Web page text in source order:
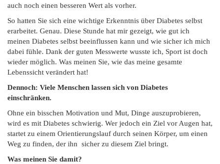
auch noch einen besseren Wert als vorher.
So hatten Sie sich eine wichtige Erkenntnis über Diabetes selbst
erarbeitet. Genau. Diese Stunde hat mir gezeigt, wie gut ich
meinen Diabetes selbst beeinflussen kann und wie sicher ich mich
dabei fühle. Dank der guten Messwerte wusste ich, Sport ist doch
wieder möglich. Was meinen Sie, wie das meine gesamte
Lebenssicht verändert hat!
Dennoch: Viele Menschen lassen sich von Diabetes
einschränken.
Ohne ein bisschen Motivation und Mut, Dinge auszuprobieren,
wird es mit Diabetes schwierig. Wer jedoch ein Ziel vor Augen hat,
startet zu einem Orientierungslauf durch seinen Körper, um einen
Weg zu finden, der ihn sicher zu diesem Ziel bringt.
Was meinen Sie damit?